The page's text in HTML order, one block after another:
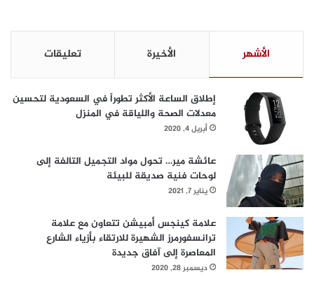
الأشهر الأخيرة تعليقات
إطلاق الساعة الأكثر تطوراً في السعودية لتحسين
معدلات الصحة واللياقة في المنزل
أبريل 4, 2020
عائشة مير… تحول مواد التجميل التالفة إلى
لوحات فنية صديقة للبيئة
يناير 7, 2021
علامة كينجس أمبيشن تتعاون مع علامة
ترانسفورمرز الشهيرة للارتقاء بأزياء الشارع
المعاصرة إلى آفاق جديدة
ديسمبر 28, 2020